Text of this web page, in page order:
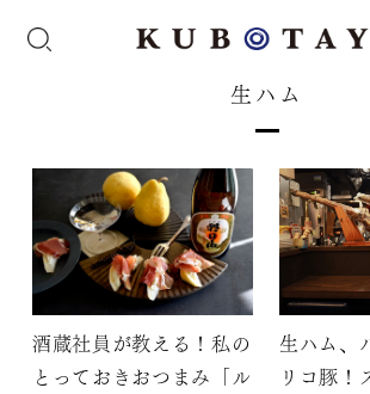
生ハム
酒蔵社員が教える！私の
とっておきおつまみ「ル
生ハム、
リコ豚！